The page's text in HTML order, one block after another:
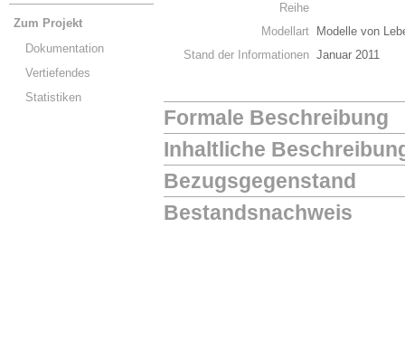
Zum Projekt
Dokumentation
Vertiefendes
Statistiken
Reihe
Modellart
Modelle von
Stand der Informationen Januar 2011
Formale Beschreibung
Inhaltliche
Bezugsgegenstand
Bestandsnachweis